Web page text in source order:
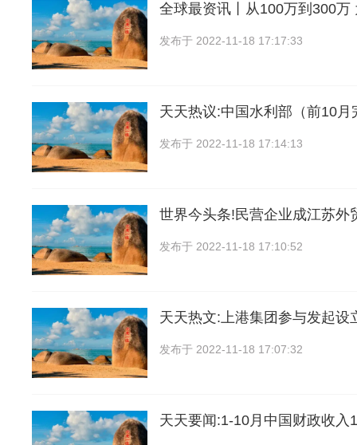
全球最资讯丨从100万到300万
发布于 2022-11-18 17:17:33
天天热议:中国水利部（前10月
发布于 2022-11-18 17:14:13
世界今头条!民营企业成江苏外
发布于 2022-11-18 17:10:52
天天热文:上港集团参与发起设
发布于 2022-11-18 17:07:32
天天要闻:1-10月中国财政收入